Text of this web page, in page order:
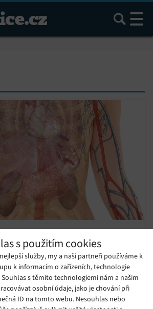
s použitím cookies
služby, my a naši partneři používáme k
k informacím o zařízeních, technologie
s těmito technologiemi nám a našim
osobní údaje, jako je chování při
ID na tomto webu. Nesouhlas nebo
Hledat
jater
v co sami téměř nedoufali – pomocí
životaschopnou tkáň lidských